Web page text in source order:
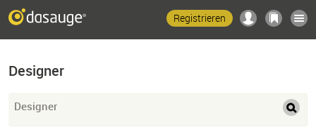
Registrieren
Designer
Designer